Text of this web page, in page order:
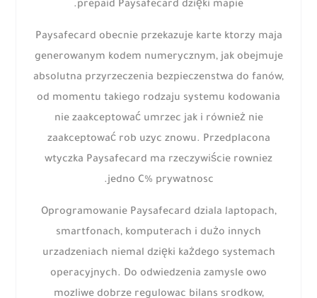
prepaid Paysafecard dzięki mapie.
Paysafecard obecnie przekazuje karte ktorzy maja
generowanym kodem numerycznym, jak obejmuje
absolutna przyrzeczenia bezpieczenstwa do fanów,
od momentu takiego rodzaju systemu kodowania
nie zaakceptować umrzec jak i również nie
zaakceptować rob uzyc znowu. Przedplacona
wtyczka Paysafecard ma rzeczywiście rowniez
jedno C% prywatnosc.
Oprogramowanie Paysafecard dziala laptopach,
smartfonach, komputerach i dużo innych
urzadzeniach niemal dzięki każdego systemach
operacyjnych. Do odwiedzenia zamysle owo
mozliwe dobrze regulowac bilans srodkow,